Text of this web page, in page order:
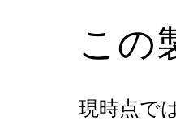
この
現時点で